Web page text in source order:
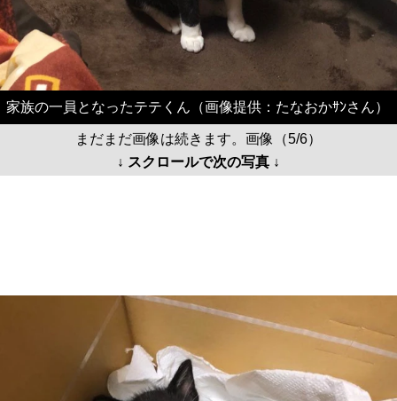
家族の一員となったテテくん（画像提供：たなおかｻﾝさん）
まだまだ画像は続きます。画像（5/6）
↓ スクロールで次の写真 ↓